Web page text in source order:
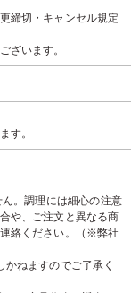
締切・キャンセル規定
ざいます。
す。
。調理には細心の注意
や、ご注文と異なる商
絡ください。（※弊社
ねますのでご了承く